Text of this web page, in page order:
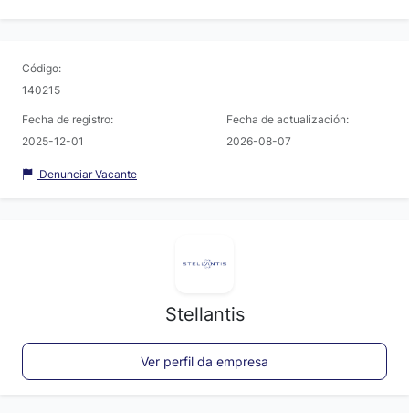
Código:
140215
Fecha de registro:
2025-12-01
Fecha de actualización:
2026-08-07
Denunciar Vacante
Stellantis
Ver perfil da empresa